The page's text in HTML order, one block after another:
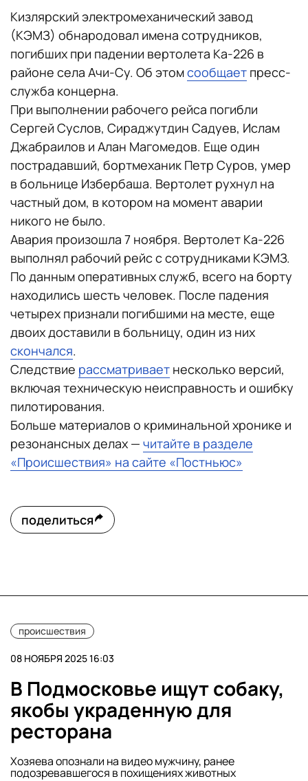
Кизлярский электромеханический завод
(КЭМЗ) обнародовал имена сотрудников,
погибших при падении вертолета Ка-226 в
районе села Ачи-Су. Об этомсообщает пресс-
служба концерна.
При выполнении рабочего рейса погибли
Сергей Суслов, Сираджутдин Садуев, Ислам
Джабраилов и Алан Магомедов. Еще один
пострадавший, бортмеханик Петр Суров, умер
в больнице Избербаша. Вертолет рухнул на
частный дом, в котором на момент аварии
никого не было.
Авария произошла 7 ноября. Вертолет Ка-226
выполнял рабочий рейс с сотрудниками КЭМЗ.
По данным оперативных служб, всего на борту
находились шесть человек. После падения
четырех признали погибшими на месте, еще
двоих доставили в больницу, один из них
скончался.
Следствие рассматривает несколько версий,
включая техническую неисправность и ошибку
пилотирования.
Больше материалов о криминальной хронике и
резонансных делах — читайте в разделе
«Происшествия» на сайте «Постньюс»
поделиться
происшествия
08 НОЯБРЯ 2025 16:03
В Подмосковье ищут собаку,
якобы украденную для
ресторана
Хозяева опознали на видео мужчину, ранее
подозревавшегося в похищениях животных